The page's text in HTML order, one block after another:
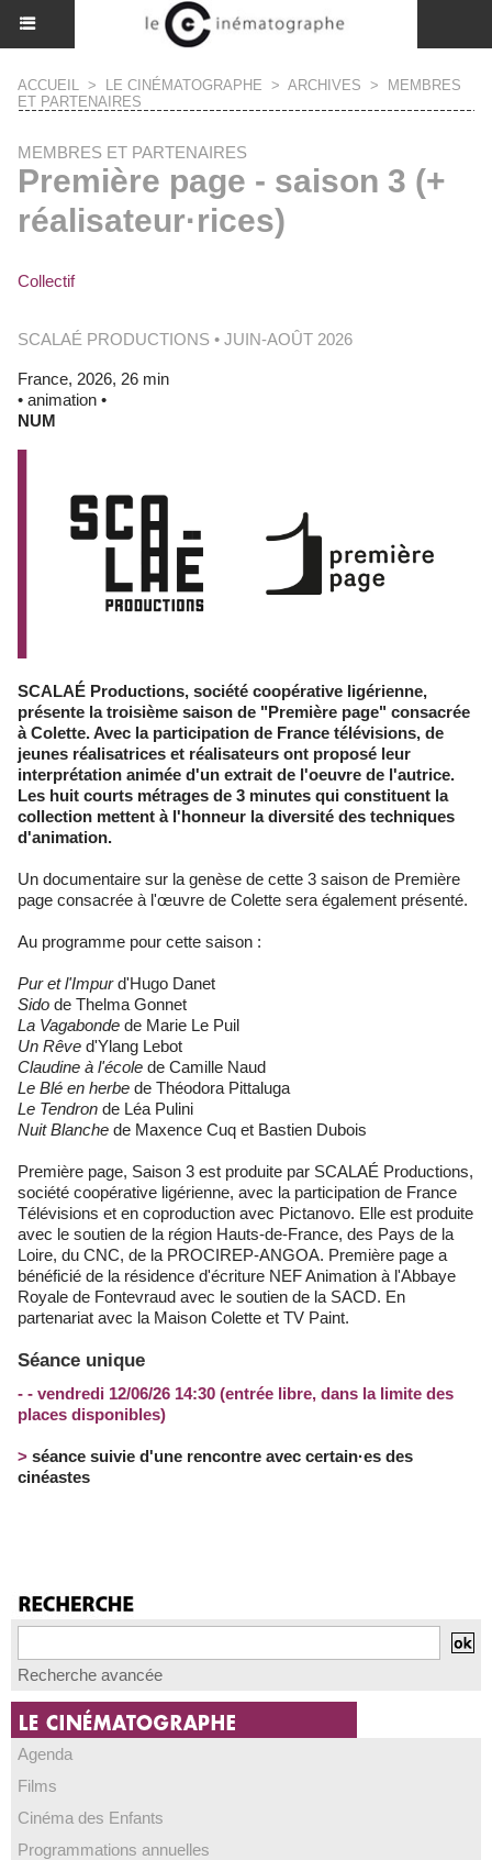
ACCUEIL > LE CINÉMATOGRAPHE > ARCHIVES >
MEMBRES
ET PARTENAIRES
MEMBRES ET PARTENAIRES
Première page - saison 3 (+
réalisateur·rices)
Collectif
SCALAÉ PRODUCTIONS • JUIN-AOÛT 2026
France, 2026, 26 min
• animation •
NUM
SCALAÉ Productions, société coopérative ligérienne,
présente la troisième saison de "Première page" consacrée
à Colette. Avec la participation de France télévisions, de
jeunes réalisatrices et réalisateurs ont proposé leur
interprétation animée d'un extrait de l'oeuvre de l'autrice.
Les huit courts métrages de 3 minutes qui constituent la
collection mettent à l'honneur la diversité des techniques
d'animation.
Un documentaire sur la genèse de cette 3 saison de Première
page consacrée à l'œuvre de Colette sera également présenté.
Au programme pour cette saison :
Pur et l'Impurd'Hugo Danet
Sido de Thelma Gonnet
La Vagabonde de Marie Le Puil
Un Rêve d'Ylang Lebot
Claudine à l'école de Camille Naud
Le Blé en herbe de Théodora Pittaluga
Le Tendron de Léa Pulini
Nuit Blanche de Maxence Cuq et Bastien Dubois
Première page, Saison 3 est produite par SCALAÉ Productions,
société coopérative ligérienne, avec la participation de France
Télévisions et en coproduction avec Pictanovo. Elle est produite
avec le soutien de la région Hauts-de-France, des Pays de la
Loire, du CNC, de la PROCIREP-ANGOA. Première page a
bénéficié de la résidence d'écriture NEF Animation à l'Abbaye
Royale de Fontevraud avec le soutien de la SACD. En
partenariat avec la Maison Colette et TV Paint.
Séance unique
- - vendredi 12/06/26 14:30 (entrée libre, dans la limite des
places disponibles)
> séance suivie d'une rencontre avec certain·es des
cinéastes
Recherche avancée
Agenda
Films
Cinéma des Enfants
Programmations annuelles